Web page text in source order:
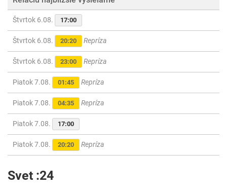
Štvrtok 6.08. 17:00
Štvrtok 6.08. 20:20 Repríza
Štvrtok 6.08. 23:00 Repríza
Piatok 7.08. 01:45 Repríza
Piatok 7.08. 04:35 Repríza
Piatok 7.08. 17:00
Piatok 7.08. 20:20 Repríza
Svet :24